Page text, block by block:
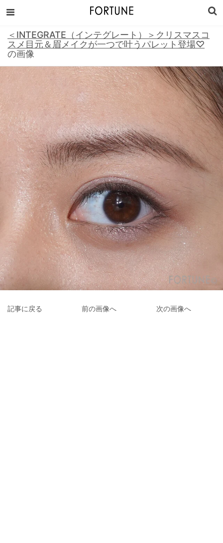
＜INTEGRATE（インテグレート）＞クリスマスコ
スメ目元＆眉メイクが一つで叶うパレット登場♡
の画像
記事に戻る 前の画像へ 次の画像へ